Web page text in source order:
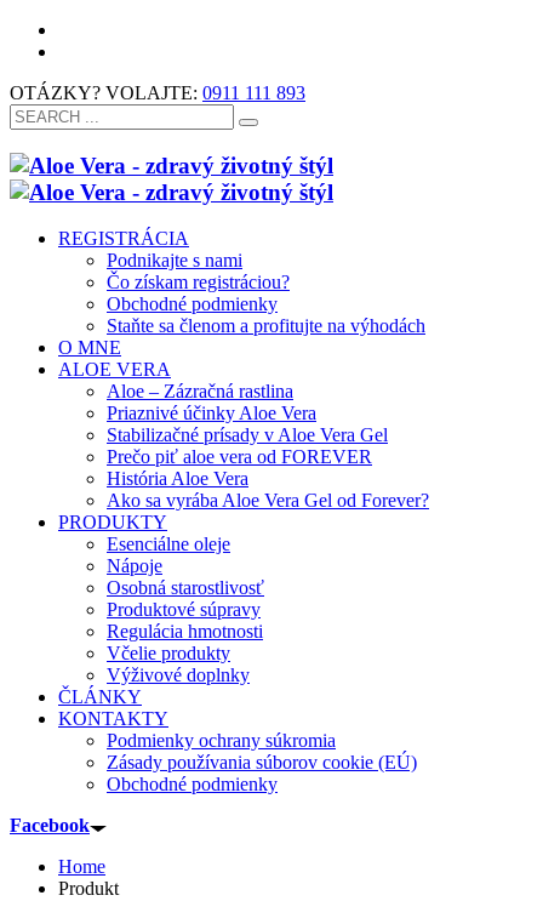
OTÁZKY? VOLAJTE: 0911 111 893
REGISTRÁCIA
Podnikajte s nami
Čo získam registráciou?
Obchodné podmienky
Staňte sa členom a profitujte na výhodách
O MNE
ALOE VERA
Aloe – Zázračná rastlina
Priaznivé účinky Aloe Vera
Stabilizačné prísady v Aloe Vera Gel
Prečo piť aloe vera od FOREVER
História Aloe Vera
Ako sa vyrába Aloe Vera Gel od Forever?
PRODUKTY
Esenciálne oleje
Nápoje
Osobná starostlivosť
Produktové súpravy
Regulácia hmotnosti
Včelie produkty
Výživové doplnky
ČLÁNKY
KONTAKTY
Podmienky ochrany súkromia
Zásady používania súborov cookie (EÚ)
Obchodné podmienky
Facebook
Home
Produkt